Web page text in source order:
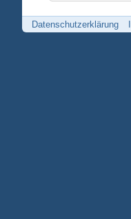
Datenschutzerklärung